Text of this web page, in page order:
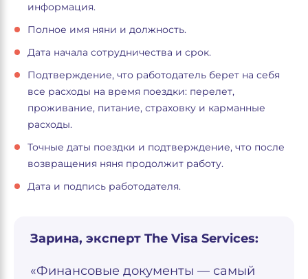
информация.
Полное имя няни и должность.
Дата начала сотрудничества и срок.
Подтверждение, что работодатель берет на себя
все расходы на время поездки: перелет,
проживание, питание, страховку и карманные
расходы.
Точные даты поездки и подтверждение, что после
возвращения няня продолжит работу.
Дата и подпись работодателя.
Зарина, эксперт The Visa Services:
«Финансовые документы — самый